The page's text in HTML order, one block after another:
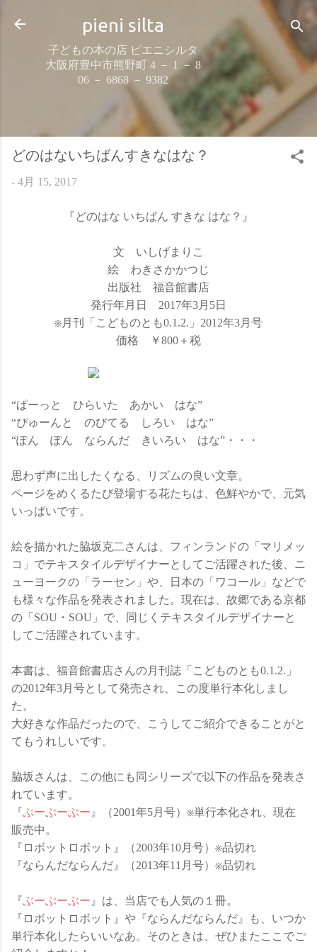
スキップしてメイン コンテンツに移動
pieni silta
子どもの本の店 ピエニシルタ
大阪府豊中市熊野町 4 － 1 － 8
06 － 6868 － 9382
どのはないちばんすきなはな？
- 4月 15, 2017
『どのはな いちばん すきな はな？』
文 いしげまりこ
絵 わきさかかつじ
出版社 福音館書店
発行年月日 2017年3月5日
※月刊「こどものとも0.1.2.」2012年3月号
価格 ￥800＋税
“ぱーっと ひらいた あかい はな”
“ぴゅーんと のびてる しろい はな”
“ぽん ぽん ならんだ きいろい はな”・・・
思わず声に出したくなる、リズムの良い文章。
ページをめくるたび登場する花たちは、色鮮やかで、元気
いっぱいです。
絵を描かれた脇坂克二さんは、フィンランドの「マリメッ
コ」でテキスタイルデザイナーとしてご活躍された後、ニ
ューヨークの「ラーセン」や、日本の「ワコール」などで
も様々な作品を発表されました。現在は、故郷である京都
の「SOU・SOU」で、同じくテキスタイルデザイナーと
してご活躍されています。
本書は、福音館書店さんの月刊誌「こどものとも0.1.2.」
の2012年3月号として発売され、この度単行本化しまし
た。
大好きな作品だったので、こうしてご紹介できることがと
てもうれしいです。
脇坂さんは、この他にも同シリーズで以下の作品を発表さ
れています。
『ぶーぶーぶー 』（2001年5月号）※単行本化され、現在
販売中。
『ロボットロボット』（2003年10月号）※品切れ
『ならんだならんだ』（2013年11月号）※品切れ
『ぶーぶーぶー 』は、当店でも人気の１冊。
『ロボットロボット』や『ならんだならんだ』も、いつか
単行本化したらいいなあ。そのときは、ぜひまたここでご